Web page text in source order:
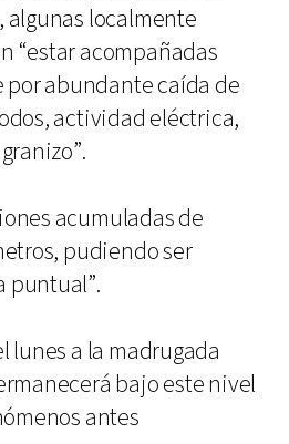
localmente
“estar acompañadas
abundante caída de
actividad eléctrica,
acumuladas de
pudiendo ser
puntual”.
lunes a la madrugada
bajo este nivel
antes